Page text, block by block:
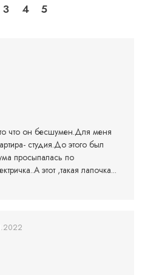
3 4 5
что он бесшумен.Для меня
студия.До этого был
просыпалась по
этот ,такая лапочка...